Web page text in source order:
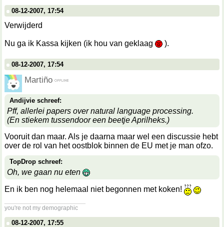
08-12-2007, 17:54
Verwijderd
Nu ga ik Kassa kijken (ik hou van geklaag ).
08-12-2007, 17:54
Martiño
Andijvie schreef:
Pff, allerlei papers over natural language processing.
(En stiekem tussendoor een beetje Aprilheks.)
Vooruit dan maar. Als je daarna maar wel een discussie hebt
over de rol van het oostblok binnen de EU met je man ofzo.
TopDrop schreef:
Oh, we gaan nu eten
En ik ben nog helemaal niet begonnen met koken!
you're not my demographic
08-12-2007, 17:55